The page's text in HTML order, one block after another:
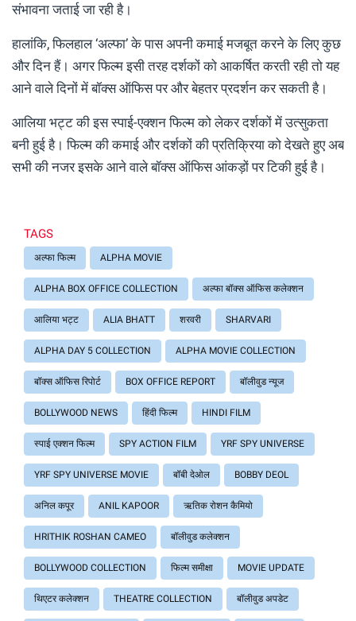
संभावना जताई जा रही है।
हालांकि, फिलहाल ‘अल्फा’ के पास अपनी कमाई मजबूत करने के लिए कुछ
और दिन हैं। अगर फिल्म इसी तरह दर्शकों को आकर्षित करती रही तो यह
आने वाले दिनों में बॉक्स ऑफिस पर और बेहतर प्रदर्शन कर सकती है।
आलिया भट्ट की इस स्पाई-एक्शन फिल्म को लेकर दर्शकों में उत्सुकता
बनी हुई है। फिल्म की कमाई और दर्शकों की प्रतिक्रिया को देखते हुए अब
सभी की नजर इसके आने वाले बॉक्स ऑफिस आंकड़ों पर टिकी हुई है।
TAGS
अल्फा फिल्म ALPHA MOVIE
ALPHA BOX OFFICE COLLECTION अल्फा बॉक्स ऑफिस कलेक्शन
आलिया भट्ट ALIA BHATT शरवरी SHARVARI
ALPHA DAY 5 COLLECTION ALPHA MOVIE COLLECTION
बॉक्स ऑफिस रिपोर्ट BOX OFFICE REPORT बॉलीवुड न्यूज
BOLLYWOOD NEWS हिंदी फिल्म HINDI FILM
स्पाई एक्शन फिल्म SPY ACTION FILM YRF SPY UNIVERSE
YRF SPY UNIVERSE MOVIE बॉबी देओल BOBBY DEOL
अनिल कपूर ANIL KAPOOR ऋतिक रोशन कैमियो
HRITHIK ROSHAN CAMEO बॉलीवुड कलेक्शन
BOLLYWOOD COLLECTION फिल्म समीक्षा MOVIE UPDATE
थिएटर कलेक्शन THEATRE COLLECTION बॉलीवुड अपडेट